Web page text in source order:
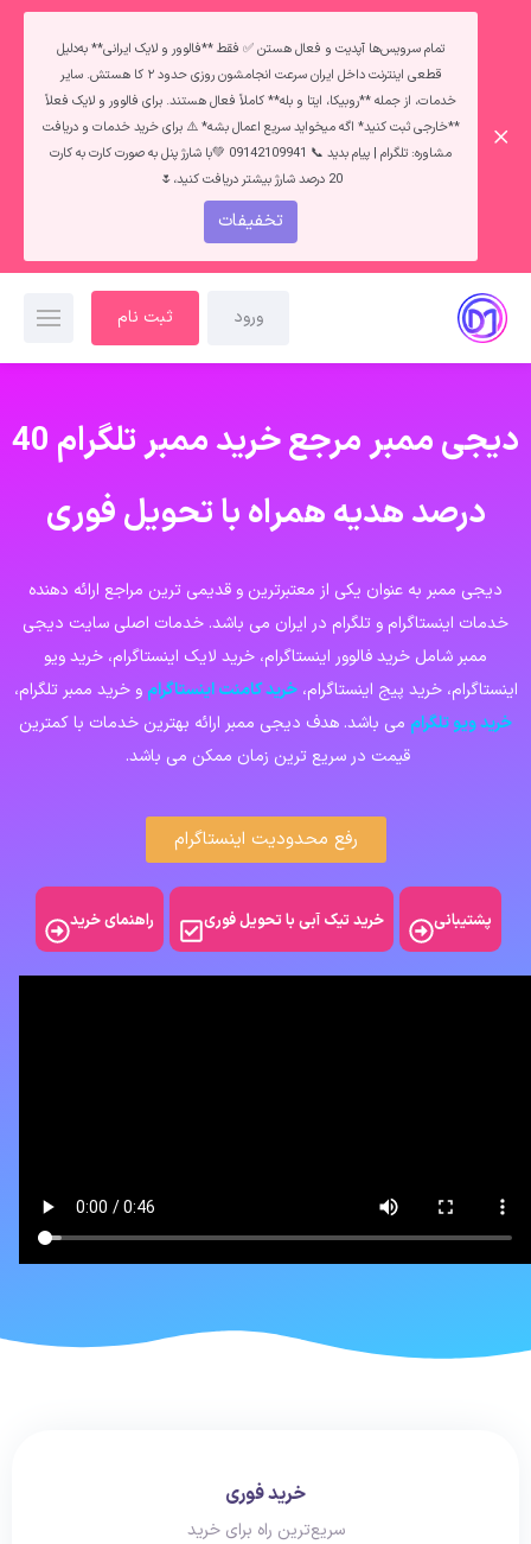
تمام سرویس‌ها آپدیت و فعال هستن ✅ فقط **فالوور و لایک ایرانی** به‌دلیل
قطعی اینترنت داخل ایران سرعت انجامشون روزی حدود ۲ کا هستش. سایر
خدمات، از جمله **روبیکا، ایتا و بله** کاملاً فعال هستند. برای فالوور و لایک فعلاً
**خارجی ثبت کنید* اگه میخواید سریع اعمال بشه* ⚠️ برای خرید خدمات و دریافت
مشاوره: تلگرام | پیام بدید 📞 09142109941 💚با شارژ پنل به صورت کارت به کارت
20 درصد شارژ بیشتر دریافت کنید،🌷
تخفیفات
ورود ثبت نام
دیجی ممبر مرجع خرید ممبر تلگرام 40
درصد هدیه همراه با تحویل فوری
دیجی ممبر به عنوان یکی از معتبرترین و قدیمی ترین مراجع ارائه دهنده
خدمات اینستاگرام و تلگرام در ایران می باشد. خدمات اصلی سایت دیجی
ممبر شامل خرید فالوور اینستاگرام، خرید لایک اینستاگرام، خرید ویو
اینستاگرام، خرید پیج اینستاگرام،خرید کامنت اینستاگرام و خرید ممبر تلگرام،
خرید ویو تلگرام می باشد. هدف دیجی ممبر ارائه بهترین خدمات با کمترین
قیمت در سریع ترین زمان ممکن می باشد.
رفع محدودیت اینستاگرام
پشتیبانی خرید تیک آبی با تحویل فوری راهنمای خرید
خرید فوری
سریع‌ترین راه برای خرید